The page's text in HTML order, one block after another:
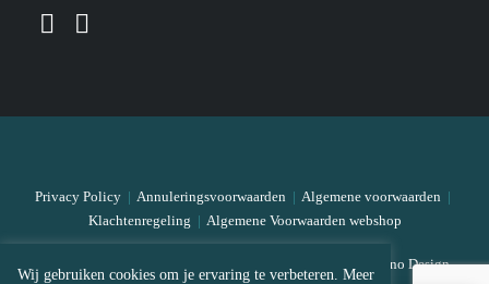
Privacy Policy | Annuleringsvoorwaarden | Algemene voorwaarden |
Klachtenregeling | Algemene Voorwaarden webshop
Designed by Mono Design
Wij gebruiken cookies om je ervaring te verbeteren. Meer